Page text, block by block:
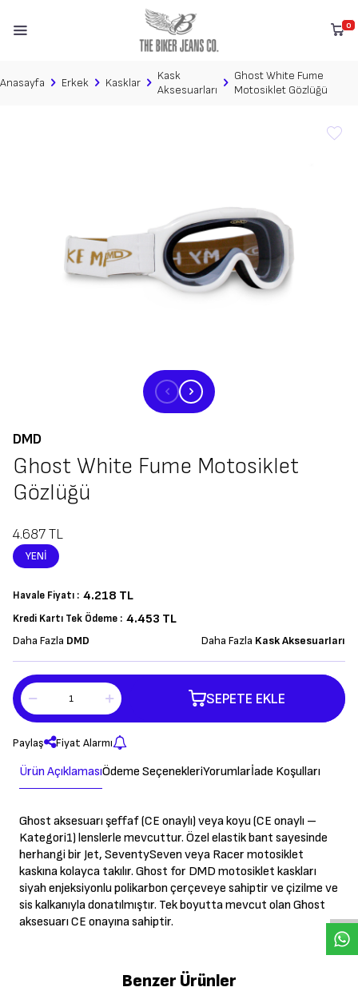
WhasappDesteHatt
0
Anasayfa Erkek Kasklar
Kask
Aksesuarları
Ghost White Fume
Motosiklet Gözlüğü
DMD
Ghost White Fume Motosiklet
Gözlüğü
4.687TL
YENI
Havale Fiyatı : 4.218 TL
Kredi Kartı Tek Ödeme : 4.453 TL
Daha Fazla DMD Daha Fazla Kask Aksesuarları
SEPETE EKLE
Paylaş Fiyat Alarmı
Ürün AçıklamasıÖdeme SeçenekleriYorumlarİade Koşulları
Ghost aksesuarı şeffaf (CE onaylı) veya koyu (CE onaylı –
Kategori1) lenslerle mevcuttur. Özel elastik bant sayesinde
herhangi bir Jet, SeventySeven veya Racer motosiklet
kaskına kolayca takılır. Ghost for DMD motosiklet kaskları
siyah enjeksiyonlu polikarbon çerçeveye sahiptir ve çizilme ve
sis kalkanıyla donatılmıştır. Tek boyutta mevcut olan Ghost
aksesuarı CE onayına sahiptir.
Benzer Ürünler